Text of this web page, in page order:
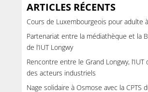
ARTICLES RÉCENTS
Cours de Luxembourgeois pour adulte
Partenariat entre la médiathèque et la
de l’IUT Longwy
Rencontre entre le Grand Longwy, l’IUT
des acteurs industriels
Nage solidaire à Osmose avec la CPTS